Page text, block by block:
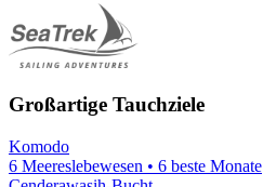
Großartige Tauchziele
Komodo
6 Meereslebewesen • 6 beste Monate